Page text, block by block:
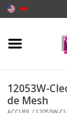
Accueil
Vêtements
12053W-
de Mesh